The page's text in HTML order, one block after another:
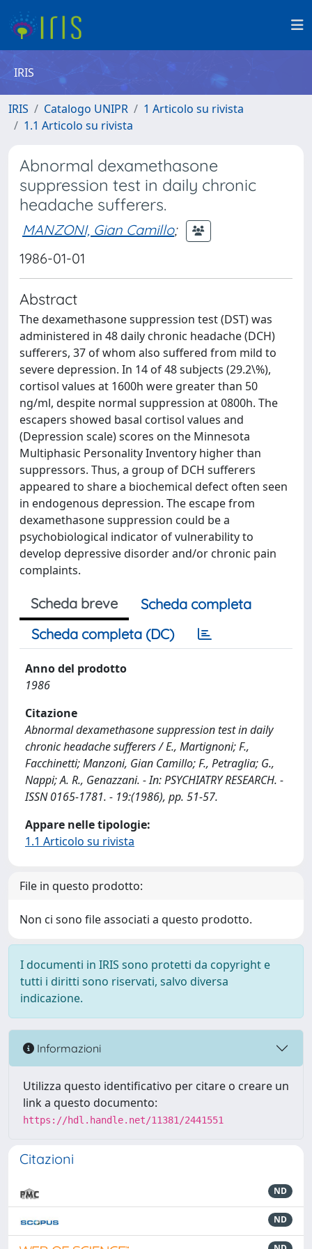
IRIS
IRIS Catalogo UNIPR
1 Articolo su rivista
1.1 Articolo su rivista
Abnormal dexamethasone
suppression test in daily chronic
headache sufferers.
MANZONI, Gian Camillo;
1986-01-01
Abstract
The dexamethasone suppression test (DST) was
administered in 48 daily chronic headache (DCH)
sufferers, 37 of whom also suffered from mild to
severe depression. In 14 of 48 subjects (29.2\%),
cortisol values at 1600h were greater than 50
ng/ml, despite normal suppression at 0800h. The
escapers showed basal cortisol values and
(Depression scale) scores on the Minnesota
Multiphasic Personality Inventory higher than
suppressors. Thus, a group of DCH sufferers
appeared to share a biochemical defect often seen
in endogenous depression. The escape from
dexamethasone suppression could be a
psychobiological indicator of vulnerability to
develop depressive disorder and/or chronic pain
complaints.
Scheda breve
Scheda completa
Scheda completa (DC)
Anno del prodotto
1986
Citazione
Abnormal dexamethasone suppression test in daily
chronic headache sufferers / E., Martignoni; F.,
Facchinetti; Manzoni, Gian Camillo; F., Petraglia; G.,
Nappi; A. R., Genazzani. - In: PSYCHIATRY RESEARCH. -
ISSN 0165-1781. - 19:(1986), pp. 51-57.
Appare nelle tipologie:
1.1 Articolo su rivista
File in questo prodotto:
Non ci sono file associati a questo prodotto.
I documenti in IRIS sono protetti da copyright e
tutti i diritti sono riservati, salvo diversa
indicazione.
Informazioni
Utilizza questo identificativo per citare o creare un
link a questo documento:
https://hdl.handle.net/11381/2441551
Citazioni
ND
ND